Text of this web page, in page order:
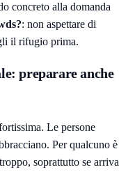
concreto alla domanda
: non aspettare di
il rifugio prima.
preparare anche
Le persone
Per qualcuno è
soprattutto se arriva